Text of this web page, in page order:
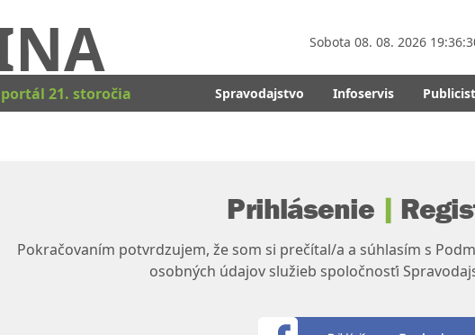
Sobota 08. 08. 2026
21. storočia Spravodajstvo Infoservis
Prihlásenie |
Pokračovaním potvrdzujem, že som si prečítal/a a súhlasím s
osobných údajov služieb spoločnosťi